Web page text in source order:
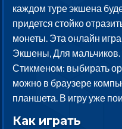
каждом туре экшена
придется стойко
монеты. Эта онлайн
Экшены, Для мальчиков.
Стикменом: выбирать
можно в браузере
планшета. В игру уже
Как играть